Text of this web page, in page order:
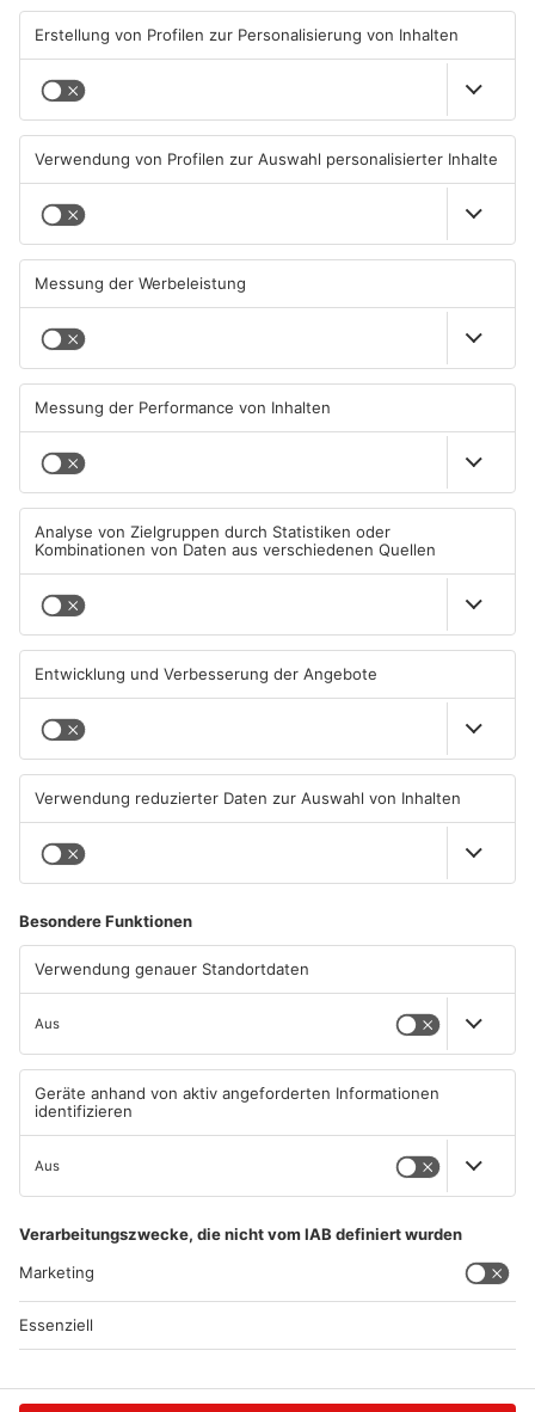
Rodenbach
16. März: Schmücken des Osterbrunnens
25. März: Escaperoom im Medientreff
30. März: Osterfeuer bei der Feuerwehr
Wächtersbach
16. März: Spielzeugbasar
23. März: Jahreshauptversammlung Feuerwehr
Kreis Darmstadt- Dieburg:
Babenhausen
16. März: Traditionelles Schlachtfest in Harpertshausen
im Feuerwehrhaus
23.-24. März: 33. Babenhäuser Ostermarkt
Bürgerhalle ab 19 Uhr
29. März: Passionsspiele der Passionsspiele
Eppertshausen e.V. auf dem Franz Gruber Platz von 11
bis 16 Uhr
Schaafheim
22. März: Comedy und Kabarett von Kinan Al – „Man
kann nicht alles haben“ Auf der Kleinkunstbühne ab 20
Hier geht's zu weiteren Veranstaltungen